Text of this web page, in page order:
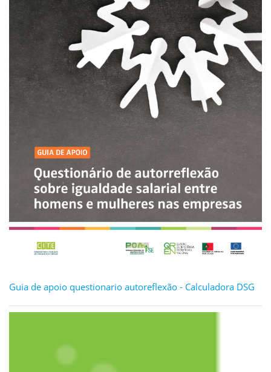
Guia de apoio questionario autoreflexão - Calculadora DSG